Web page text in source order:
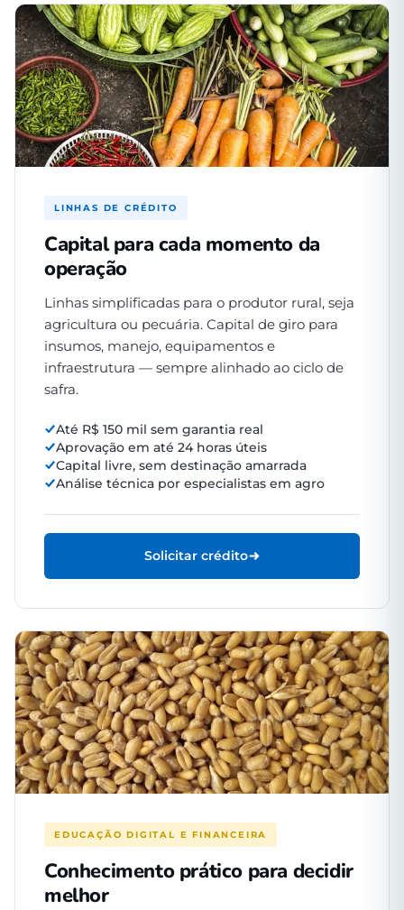
LINHAS DE CRÉDITO
Capital para cada momento da
operação
Linhas simplificadas para o produtor rural, seja
agricultura ou pecuária. Capital de giro para
insumos, manejo, equipamentos e
infraestrutura — sempre alinhado ao ciclo de
safra.
Até R$ 150 mil sem garantia real
Aprovação em até 24 horas úteis
Capital livre, sem destinação amarrada
Análise técnica por especialistas em agro
Solicitar crédito
EDUCAÇÃO DIGITAL E FINANCEIRA
Conhecimento prático para decidir
melhor